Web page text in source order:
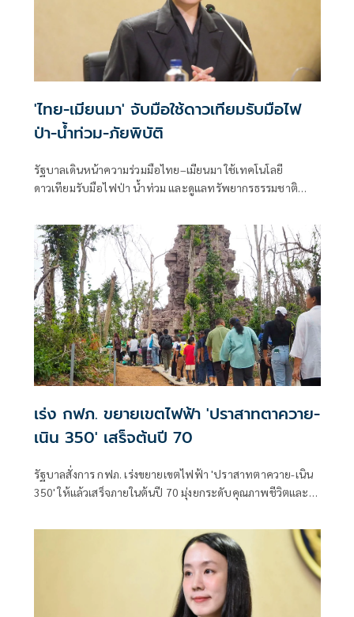
'ไทย-เมียนมา' จับมือใช้ดาวเทียมรับมือไฟ
ป่า-น้ำท่วม-ภัยพิบัติ
รัฐบาลเดินหน้าความร่วมมือไทย–เมียนมา ใช้เทคโนโลยี
ดาวเทียมรับมือไฟป่า น้ำท่วม และดูแลทรัพยากรธรรมชาติ
เร่ง กฟภ. ขยายเขตไฟฟ้า 'ปราสาทตาควาย-
เนิน 350' เสร็จต้นปี 70
รัฐบาลสั่งการ กฟภ. เร่งขยายเขตไฟฟ้า 'ปราสาทตาควาย-เนิน
350' ให้แล้วเสร็จภายในต้นปี 70 มุ่งยกระดับคุณภาพชีวิตและ